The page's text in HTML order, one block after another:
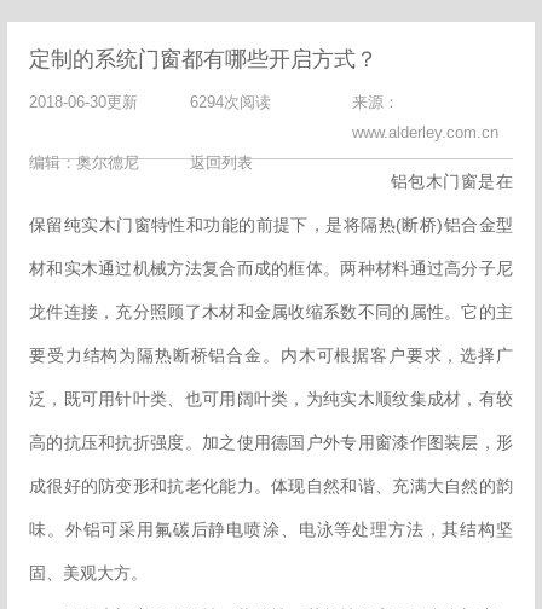
定制的系统门窗都有哪些开启方式？
2018-06-30更新 6294次阅读
来源：
www.alderley.com.cn
编辑：奥尔德尼
返回列表
铝包木门窗是在
保留纯实木门窗特性和功能的前提下，是将隔热(断桥)铝合金型
材和实木通过机械方法复合而成的框体。两种材料通过高分子尼
龙件连接，充分照顾了木材和金属收缩系数不同的属性。它的主
要受力结构为隔热断桥铝合金。内木可根据客户要求，选择广
泛，既可用针叶类、也可用阔叶类，为纯实木顺纹集成材，有较
高的抗压和抗折强度。加之使用德国户外专用窗漆作图装层，形
成很好的防变形和抗老化能力。体现自然和谐、充满大自然的韵
味。外铝可采用氟碳后静电喷涂、电泳等处理方法，其结构坚
固、美观大方。